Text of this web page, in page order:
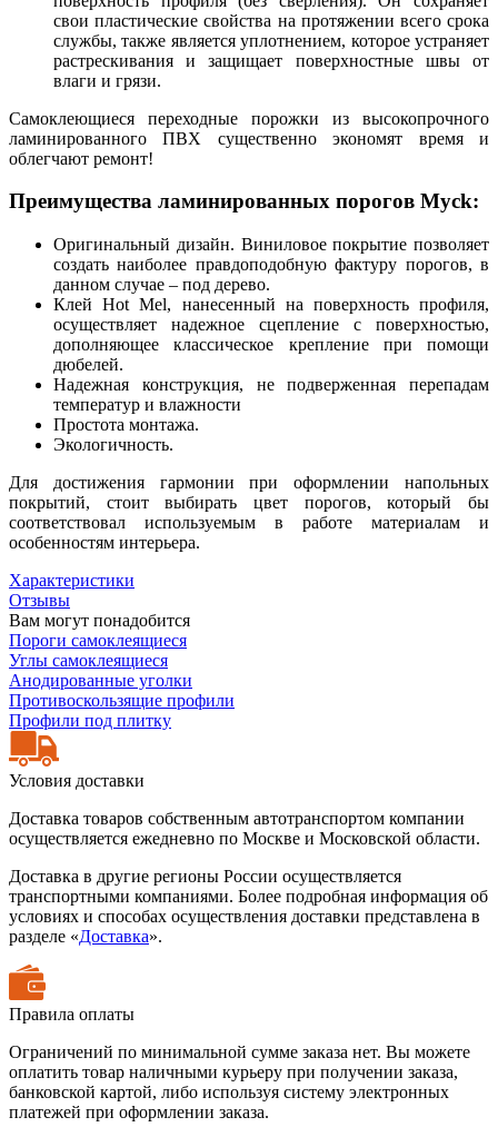
свои пластические свойства на протяжении всего срока
службы, также является уплотнением, которое устраняет
растрескивания и защищает поверхностные швы от
влаги и грязи.
Самоклеющиеся переходные порожки из высокопрочного
ламинированного ПВХ существенно экономят время и
облегчают ремонт!
Преимущества ламинированных порогов Myck:
Оригинальный дизайн. Виниловое покрытие позволяет
создать наиболее правдоподобную фактуру порогов, в
данном случае – под дерево.
Клей Hot Mel, нанесенный на поверхность профиля,
осуществляет надежное сцепление с поверхностью,
дополняющее классическое крепление при помощи
дюбелей.
Надежная конструкция, не подверженная перепадам
температур и влажности
Простота монтажа.
Экологичность.
Для достижения гармонии при оформлении напольных
покрытий, стоит выбирать цвет порогов, который бы
соответствовал используемым в работе материалам и
особенностям интерьера.
Характеристики
Отзывы
Вам могут понадобится
Пороги самоклеящиеся
Углы самоклеящиеся
Анодированные уголки
Противоскользящие профили
Профили под плитку
Условия доставки
Доставка товаров собственным автотранспортом компании
осуществляется ежедневно по Москве и Московской области.
Доставка в другие регионы России осуществляется
транспортными компаниями. Более подробная информация об
условиях и способах осуществления доставки представлена в
разделе «Доставка».
Правила оплаты
Ограничений по минимальной сумме заказа нет. Вы можете
оплатить товар наличными курьеру при получении заказа,
банковской картой, либо используя систему электронных
платежей при оформлении заказа.